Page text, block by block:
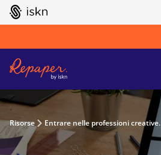
GO TO ISKN HOME
Risorse Entrare nelle professioni creative.